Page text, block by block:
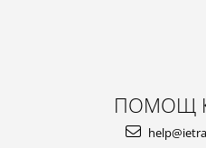
ПОМОЩ